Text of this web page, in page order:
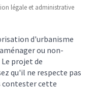
légale et administrative
d'urbanisme
ou non-
projet de
qu'il ne respecte pas
contester cette